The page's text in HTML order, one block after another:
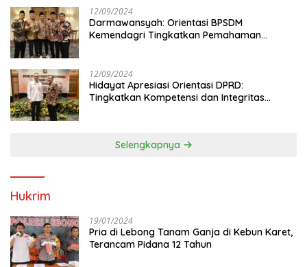
12/09/2024
Darmawansyah: Orientasi BPSDM
Kemendagri Tingkatkan Pemahaman
12/09/2024
Hidayat Apresiasi Orientasi DPRD:
Tingkatkan Kompetensi dan Integritas
Selengkapnya
Hukrim
19/01/2024
Pria di Lebong Tanam Ganja di Kebun Karet,
Terancam Pidana 12 Tahun